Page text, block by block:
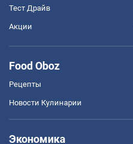
Тест Драйв
Акции
Food Oboz
Рецепты
Новости Кулинарии
Экономика